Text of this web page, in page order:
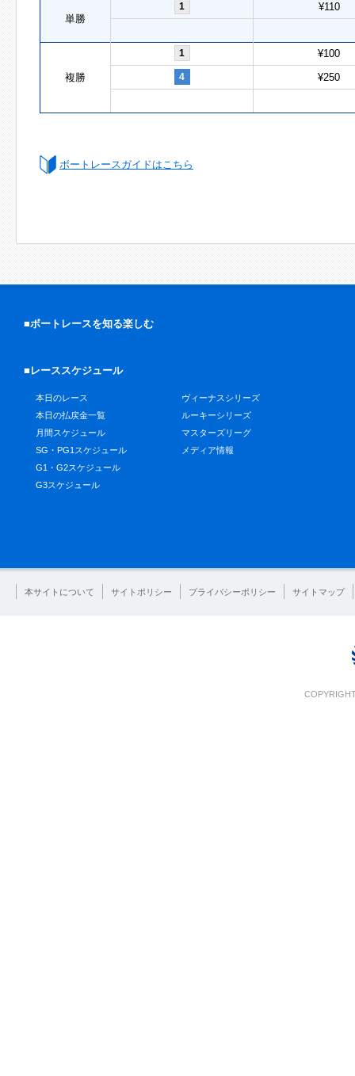
単勝
1 ¥110
複勝
1 ¥100
4 ¥250
ボートレースガイドはこちら
■ボートレースを知る楽しむ
■レーススケジュール
本日のレース
本日の払戻金一覧
月間スケジュール
SG・PG1スケジュール
G1・G2スケジュール
G3スケジュール
ヴィーナスシリーズ
ルーキーシリーズ
マスターズリーグ
メディア情報
本サイトについて サイトポリシー プライバシーポリシー サイトマップ